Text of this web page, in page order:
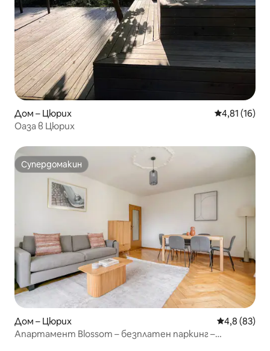
Дом – Цюрих Средна
4,81 (16)
Оаза в Цюрих
Супердомакин
Супердомакин
Дом – Цюрих Средна
4,8 (83)
Апартамент Blossom – безплатен паркинг –